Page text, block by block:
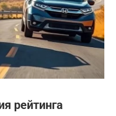
рейтинга